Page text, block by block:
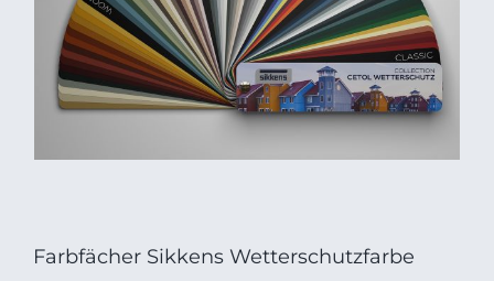
Farbfächer Sikkens Wetterschutzfarbe